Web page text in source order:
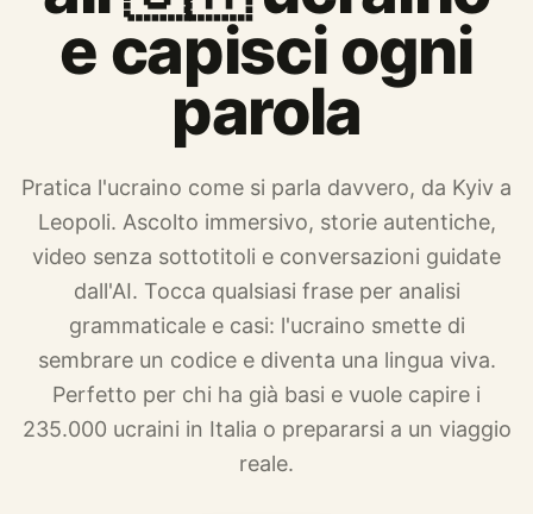
e capisci ogni
parola
Pratica l'ucraino come si parla davvero, da Kyiv a
Leopoli. Ascolto immersivo, storie autentiche,
video senza sottotitoli e conversazioni guidate
dall'AI. Tocca qualsiasi frase per analisi
grammaticale e casi: l'ucraino smette di
sembrare un codice e diventa una lingua viva.
Perfetto per chi ha già basi e vuole capire i
235.000 ucraini in Italia o prepararsi a un viaggio
reale.